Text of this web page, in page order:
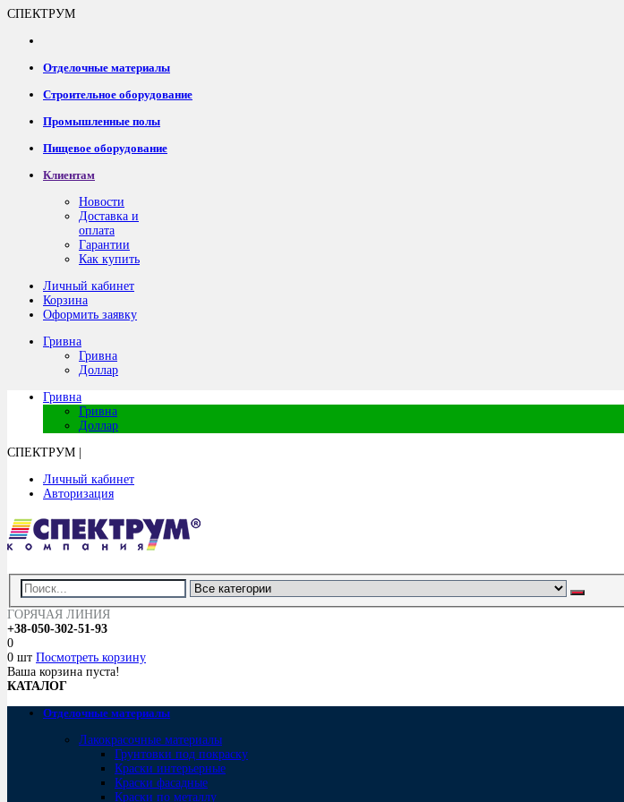
СПЕКТРУМ
Отделочные материалы
Строительное оборудование
Промышленные полы
Пищевое оборудование
Клиентам
Новости
Доставка и
оплата
Гарантии
Как купить
Личный кабинет
Корзина
Оформить заявку
Гривна
Гривна
Доллар
Гривна
Гривна
Доллар
СПЕКТРУМ
Личный кабинет
Авторизация
ГОРЯЧАЯ ЛИНИЯ
+38-050-302-51-93
0
0 шт Посмотреть корзину
Ваша корзина пуста!
КАТАЛОГ
Отделочные материалы
Лакокрасочные материалы
Грунтовки под покраску
Краски интерьерные
Краски фасадные
Краски по металлу